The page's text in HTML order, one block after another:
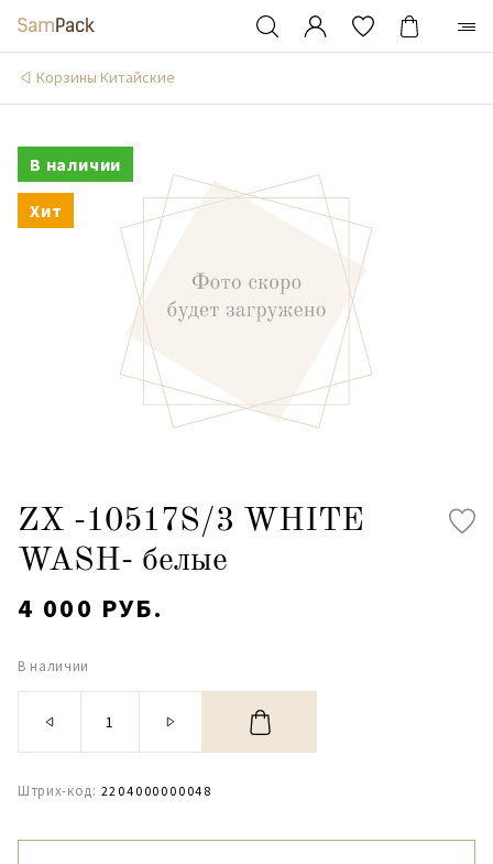
Корзины Китайские
В наличии
Хит
ZX -10517S/3 WHITE
WASH- белые
4 000 РУБ.
В наличии
Штрих-код: 2204000000048